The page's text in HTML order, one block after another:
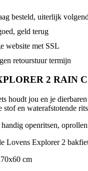
besteld, uiterlijk
geld terug
website met SSL
retourstuur termijn
2 RAIN
houdt jou en je
en waterafstotende
openritsen,
Lovens Explorer 2
cm